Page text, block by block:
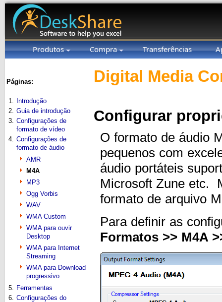
Produtos Compra Transferências
Páginas:
1.
Introdução
2. Guia de introdução
3. Configurações de
formato de vídeo
4. Configurações de
formato de áudio
AMR
M4A
MP3
Ogg Vorbis
WAV
WMA Custom
WMA para ouvir
Desktop
WMA para Internet
Streaming
WMA para Download
progressivo
5. Ferramentas
6. Configurações do
Digital Media
Configurar
O formato de áudio
pequenos com
áudio portáteis
Microsoft Zune etc.
formato de arquivo
Para definir as
Formatos >> M4A